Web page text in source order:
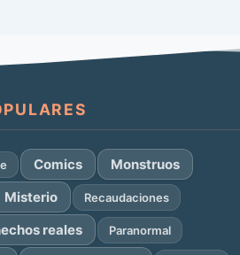
Comics
Monstruos
Misterio Recaudaciones
reales Paranormal